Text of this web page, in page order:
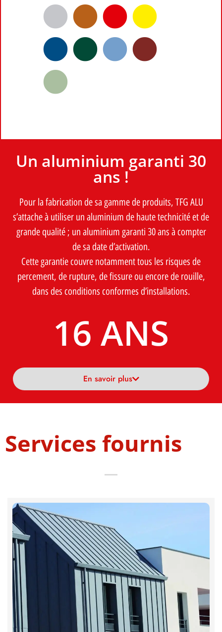
Un aluminium garanti 30
ans !
Pour la fabrication de sa gamme de produits, TFG ALU
s’attache à utiliser un aluminium de haute technicité et de
grande qualité ; un aluminium garanti 30 ans à compter
de sa date d’activation.
Cette garantie couvre notamment tous les risques de
percement, de rupture, de fissure ou encore de rouille,
dans des conditions conformes d’installations.
24 ANS
En savoir plus
Services fournis